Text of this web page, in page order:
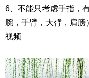
6、不能只考虑手指，
腕，手臂，大臂，肩
视频